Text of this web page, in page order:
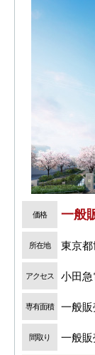
価格 一般
所在地 東京
アクセス 小田
専有面積 一般
間取り 一般